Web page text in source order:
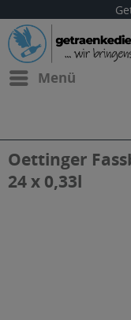
Menü
Oettinger
24 x 0,33l